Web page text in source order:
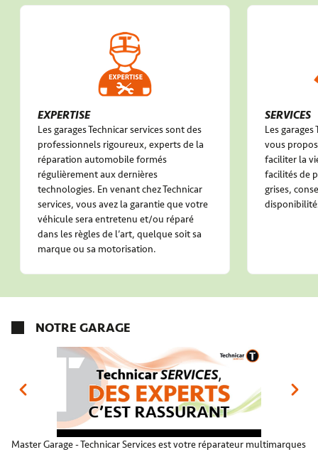
EXPERTISE
Les garages Technicar services sont des
professionnels rigoureux, experts de la
réparation automobile formés
régulièrement aux dernières
technologies. En venant chez Technicar
services, vous avez la garantie que votre
véhicule sera entretenu et/ou réparé
dans les règles de l’art, quelque soit sa
marque ou sa motorisation.
SERVICES
Les
vous
faciliter la
facilités de
grises,
NOTRE GARAGE
Master Garage - Technicar Services est votre réparateur multimarques